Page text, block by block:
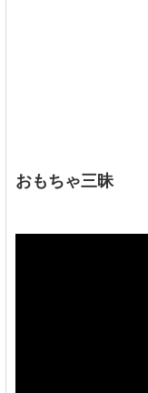
おもちゃ三昧